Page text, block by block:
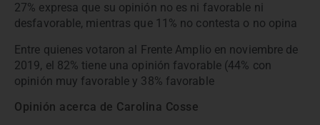
27% expresa que su opinión no es ni favorable ni
desfavorable, mientras que 11% no contesta o no opina
Entre quienes votaron al Frente Amplio en noviembre de
2019, el 82% tiene una opinión favorable (44% con
opinión muy favorable y 38% favorable
Opinión acerca de Carolina Cosse